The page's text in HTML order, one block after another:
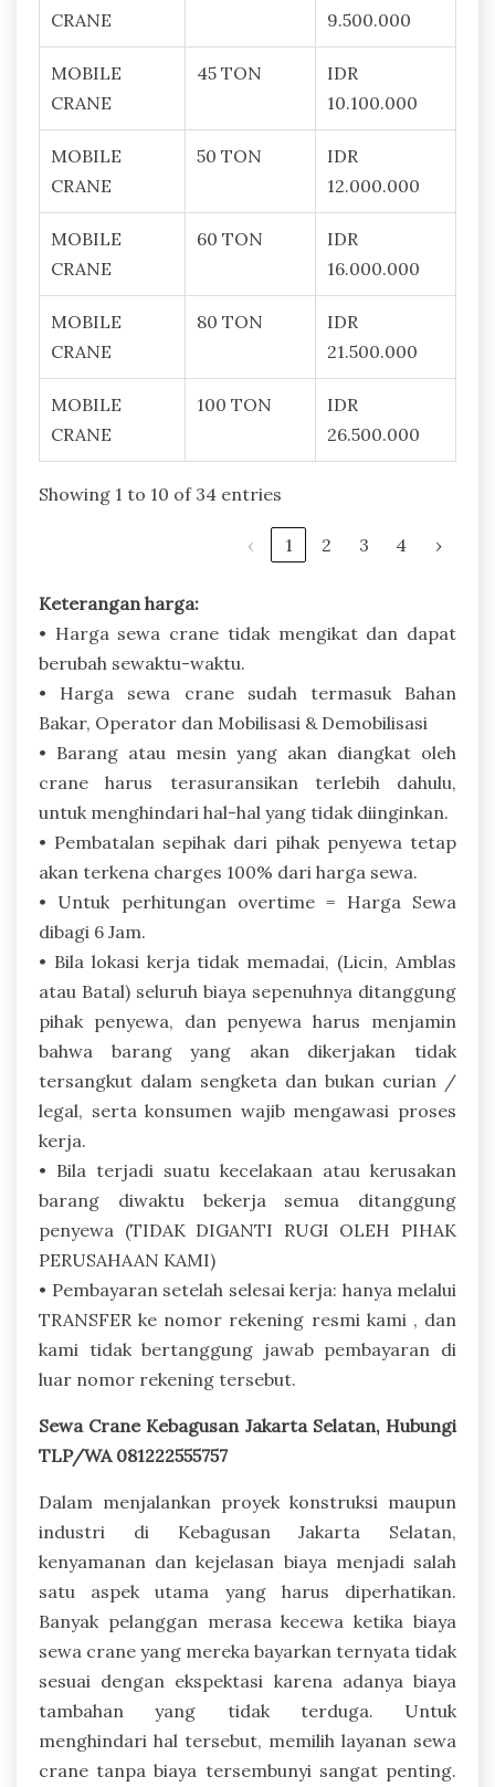
CRANE
9.500.000
MOBILE
CRANE
45 TON
IDR
10.100.000
MOBILE
CRANE
50 TON
IDR
12.000.000
MOBILE
CRANE
60 TON
IDR
16.000.000
MOBILE
CRANE
80 TON
IDR
21.500.000
MOBILE
CRANE
100 TON
IDR
26.500.000
Showing 1 to 10 of 34 entries
‹ 1 2 3 4 ›
Keterangan harga:
• Harga sewa crane tidak mengikat dan dapat
berubah sewaktu-waktu.
• Harga sewa crane sudah termasuk Bahan
Bakar, Operator dan Mobilisasi & Demobilisasi
• Barang atau mesin yang akan diangkat oleh
crane harus terasuransikan terlebih dahulu,
untuk menghindari hal-hal yang tidak diinginkan.
• Pembatalan sepihak dari pihak penyewa tetap
akan terkena charges 100% dari harga sewa.
• Untuk perhitungan overtime = Harga Sewa
dibagi 6 Jam.
• Bila lokasi kerja tidak memadai, (Licin, Amblas
atau Batal) seluruh biaya sepenuhnya ditanggung
pihak penyewa, dan penyewa harus menjamin
bahwa barang yang akan dikerjakan tidak
tersangkut dalam sengketa dan bukan curian /
legal, serta konsumen wajib mengawasi proses
kerja.
• Bila terjadi suatu kecelakaan atau kerusakan
barang diwaktu bekerja semua ditanggung
penyewa (TIDAK DIGANTI RUGI OLEH PIHAK
PERUSAHAAN KAMI)
• Pembayaran setelah selesai kerja: hanya melalui
TRANSFER ke nomor rekening resmi kami , dan
kami tidak bertanggung jawab pembayaran di
luar nomor rekening tersebut.
Sewa Crane Kebagusan Jakarta Selatan, Hubungi
TLP/WA 081222555757
Dalam menjalankan proyek konstruksi maupun
industri di Kebagusan Jakarta Selatan,
kenyamanan dan kejelasan biaya menjadi salah
satu aspek utama yang harus diperhatikan.
Banyak pelanggan merasa kecewa ketika biaya
sewa crane yang mereka bayarkan ternyata tidak
sesuai dengan ekspektasi karena adanya biaya
tambahan yang tidak terduga. Untuk
menghindari hal tersebut, memilih layanan sewa
crane tanpa biaya tersembunyi sangat penting.